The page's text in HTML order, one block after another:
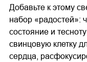
Добавьте к этому
набор «радостей»:
состояние и
свинцовую клетку
сердца,